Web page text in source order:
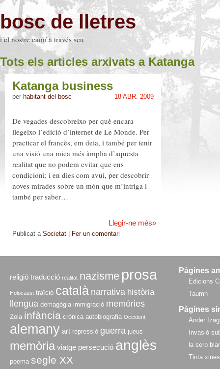
bosc de lletres
i el nostre camí a través seu
Tots els articles arxivats a Katanga
Katanga business
per habitant del bosc 18 ABR. 2009
De vegades descobreixo per què encara
llegeixo l’edició d’internet de Le Monde. Per
practicar el francès, em deia, i també per tenir
una visió una mica més àmplia d’aquesta
realitat que no podem evitar que ens
condicioni; i en dies com avui, per descobrir
noves mirades sobre un món que m’intriga i
també per saber…
Llegir-ne més»
Publicat a Societat Fer un comentari
religió traducció realitat nazisme prosa
Holocaust traïció català narrativa història
llengua demagògia immigració memòries
Zola infància crònica autobiografia Occident
alemany art repressió guerra jueus
memòria viatge persecució anglès
poema segle XX
Pàgines
Edicions
Taumh
Pàgines
Ander
Invasió
la serp
Tinta